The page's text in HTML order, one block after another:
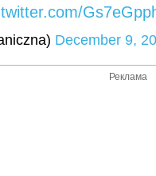
December 9,
Реклама